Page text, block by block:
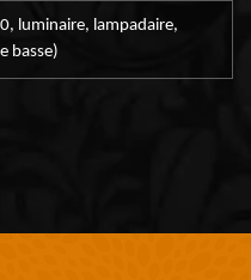
luminaire, lampadaire,
basse)